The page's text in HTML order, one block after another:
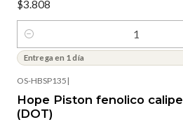
$3.808
Cantidad
Entrega en 1 día
OS-HBSP135 |
Hope Piston fenolico
(DOT)